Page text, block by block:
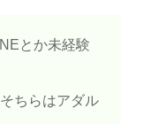
とか未経験
ちらはアダル